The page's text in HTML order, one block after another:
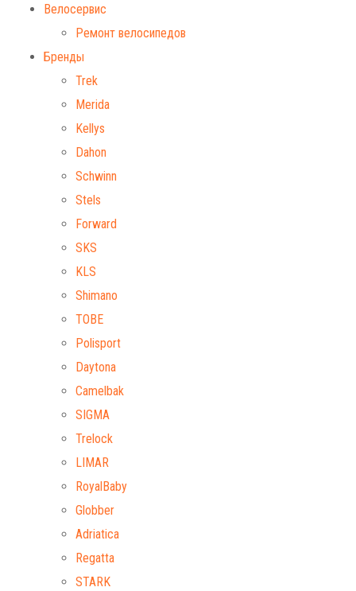
Велосервис
Ремонт велосипедов
Бренды
Trek
Merida
Kellys
Dahon
Schwinn
Stels
Forward
SKS
KLS
Shimano
TOBE
Polisport
Daytona
Camelbak
SIGMA
Trelock
LIMAR
RoyalBaby
Globber
Adriatica
Regatta
STARK